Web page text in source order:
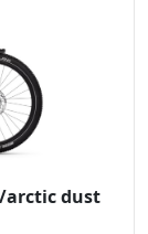
arctic dust